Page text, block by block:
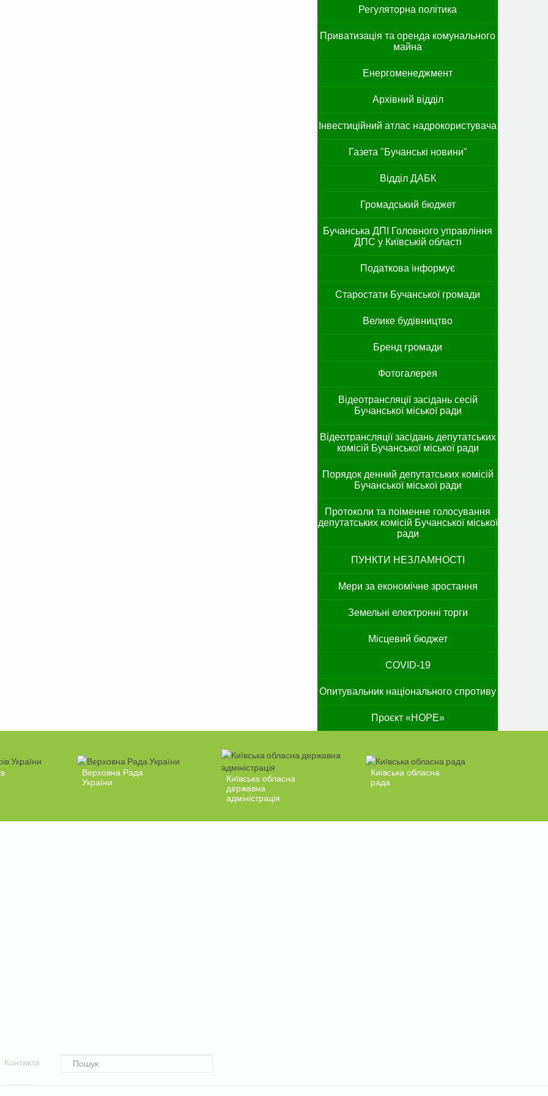
Регуляторна політика
Приватизація та оренда комунального
майна
Енергоменеджмент
Архівний відділ
Інвестиційний атлас надрокористувача
Газета "Бучанські новини"
Відділ ДАБК
Громадський бюджет
Бучанська ДПІ Головного управління
ДПС у Київській області
Податкова інформує
Старостати Бучанської громади
Велике будівництво
Бренд громади
Фотогалерея
Відеотрансляції засідань сесій
Бучанської міської ради
Відеотрансляції засідань депутатських
комісій Бучанської міської ради
Порядок денний депутатських комісій
Бучанської міської ради
Протоколи та поіменне голосування
депутатських комісій Бучанської міської
ради
ПУНКТИ НЕЗЛАМНОСТІ
Мери за економічне зростання
Земельні електронні торги
Місцевий бюджет
COVID-19
Опитувальник національного спротиву
Проєкт «HOPE»
Верховна Рада
України
Київська обласна
державна
адміністрація
Київська обласна
рада
Контакти